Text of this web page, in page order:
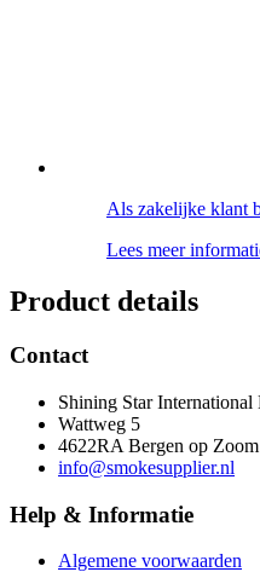
Als zakelijke klant
Lees meer
Product details
Contact
Shining Star
Wattweg 5
4622RA Bergen op Zoom
info@smokesupplier.nl
Help & Informatie
Algemene voorwaarden